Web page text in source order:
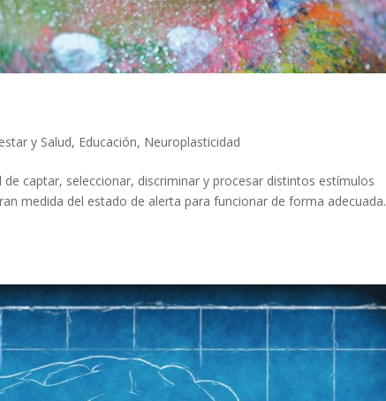
y Salud, Educación, Neuroplasticidad
captar, seleccionar, discriminar y procesar distintos estímulos
medida del estado de alerta para funcionar de forma adecuada.